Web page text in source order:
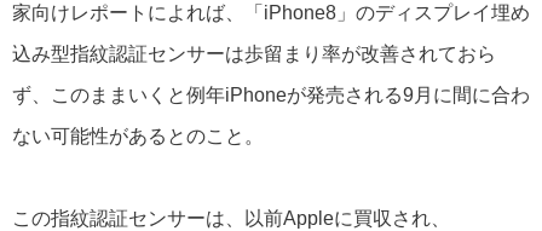
家向けレポートによれば、「iPhone8」のディスプレイ埋め
込み型指紋認証センサーは歩留まり率が改善されておら
ず、このままいくと例年iPhoneが発売される9月に間に合わ
ない可能性があるとのこと。
この指紋認証センサーは、以前Appleに買収され、